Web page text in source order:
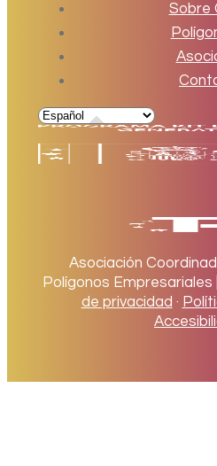
Sobre
Asociación
Polígonos Empresariales |
de privacidad ·